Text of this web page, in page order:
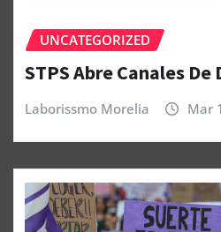
UNCATEGORIZED
STPS Abre Canales De
Laborissmo Morelia Mar